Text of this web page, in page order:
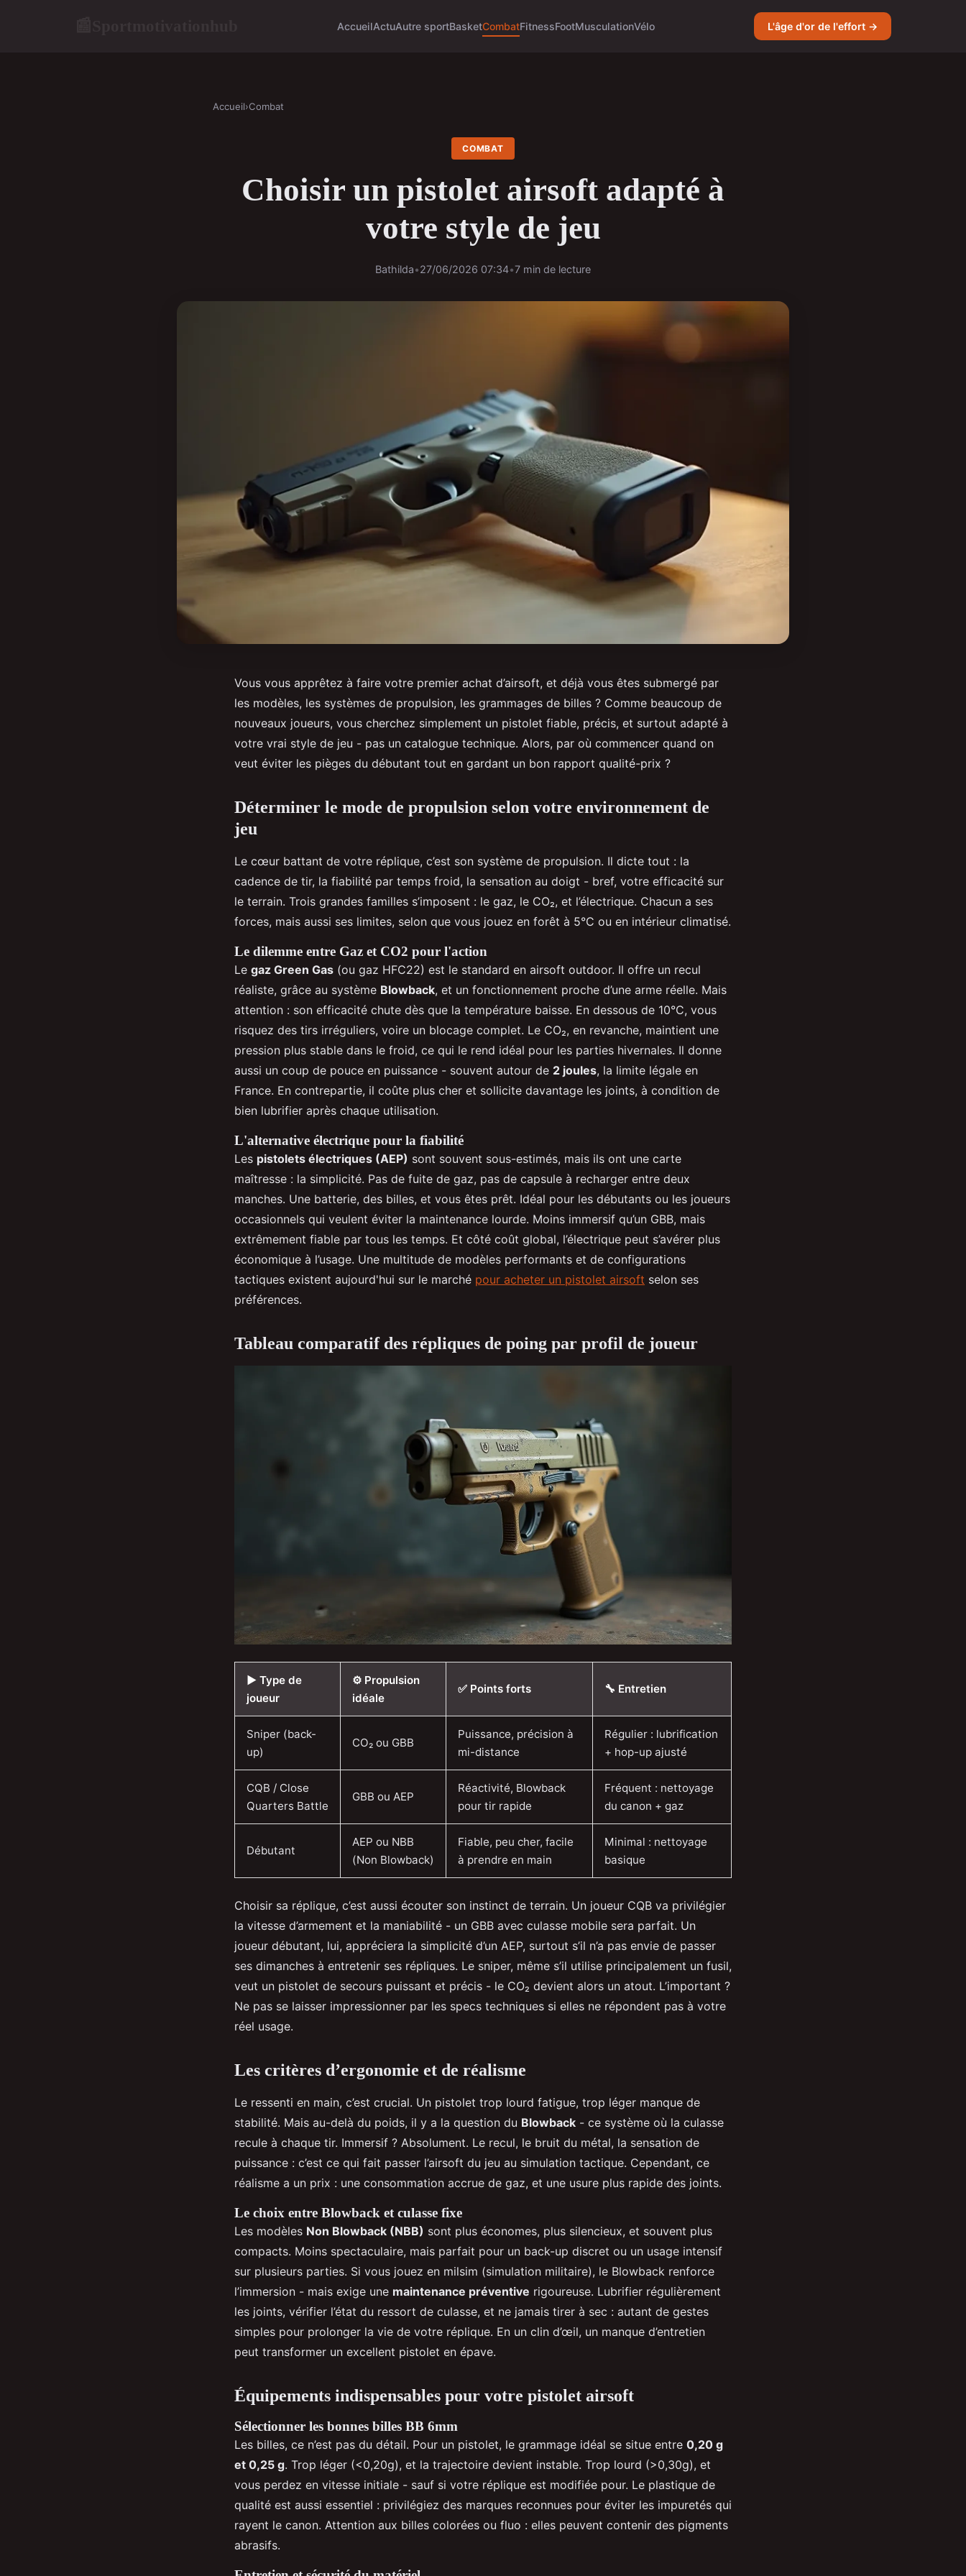
AccueilActuAutre sportBasketCombatFitnessFootMusculationVélo L'âge d'or de l'effort →
Accueil›Combat
COMBAT
Choisir un pistolet airsoft adapté à
votre style de jeu
Bathilda•27/06/2026 07:34•7 min de lecture
Vous vous apprêtez à faire votre premier achat d’airsoft, et déjà vous êtes submergé par
les modèles, les systèmes de propulsion, les grammages de billes ? Comme beaucoup de
nouveaux joueurs, vous cherchez simplement un pistolet fiable, précis, et surtout adapté à
votre vrai style de jeu - pas un catalogue technique. Alors, par où commencer quand on
veut éviter les pièges du débutant tout en gardant un bon rapport qualité-prix ?
Déterminer le mode de propulsion selon votre environnement de
jeu
Le cœur battant de votre réplique, c’est son système de propulsion. Il dicte tout : la
cadence de tir, la fiabilité par temps froid, la sensation au doigt - bref, votre efficacité sur
le terrain. Trois grandes familles s’imposent : le gaz, le CO₂, et l’électrique. Chacun a ses
forces, mais aussi ses limites, selon que vous jouez en forêt à 5°C ou en intérieur climatisé.
Le dilemme entre Gaz et CO2 pour l'action
Le gaz Green Gas (ou gaz HFC22) est le standard en airsoft outdoor. Il offre un recul
réaliste, grâce au système Blowback, et un fonctionnement proche d’une arme réelle. Mais
attention : son efficacité chute dès que la température baisse. En dessous de 10°C, vous
risquez des tirs irréguliers, voire un blocage complet. Le CO₂, en revanche, maintient une
pression plus stable dans le froid, ce qui le rend idéal pour les parties hivernales. Il donne
aussi un coup de pouce en puissance - souvent autour de 2 joules, la limite légale en
France. En contrepartie, il coûte plus cher et sollicite davantage les joints, à condition de
bien lubrifier après chaque utilisation.
L'alternative électrique pour la fiabilité
Les pistolets électriques (AEP) sont souvent sous-estimés, mais ils ont une carte
maîtresse : la simplicité. Pas de fuite de gaz, pas de capsule à recharger entre deux
manches. Une batterie, des billes, et vous êtes prêt. Idéal pour les débutants ou les joueurs
occasionnels qui veulent éviter la maintenance lourde. Moins immersif qu’un GBB, mais
extrêmement fiable par tous les temps. Et côté coût global, l’électrique peut s’avérer plus
économique à l’usage. Une multitude de modèles performants et de configurations
tactiques existent aujourd'hui sur le marché pour acheter un pistolet airsoft selon ses
préférences.
Tableau comparatif des répliques de poing par profil de joueur
▶️ Type de
joueur
⚙️ Propulsion
idéale
✅ Points forts 🔧 Entretien
Sniper (back-
up)
CO₂ ou GBB
Puissance, précision à
mi-distance
Régulier : lubrification
+ hop-up ajusté
CQB / Close
Quarters Battle
GBB ou AEP
Réactivité, Blowback
pour tir rapide
Fréquent : nettoyage
du canon + gaz
Débutant
AEP ou NBB
(Non Blowback)
Fiable, peu cher, facile
à prendre en main
Minimal : nettoyage
basique
Choisir sa réplique, c’est aussi écouter son instinct de terrain. Un joueur CQB va privilégier
la vitesse d’armement et la maniabilité - un GBB avec culasse mobile sera parfait. Un
joueur débutant, lui, appréciera la simplicité d’un AEP, surtout s’il n’a pas envie de passer
ses dimanches à entretenir ses répliques. Le sniper, même s’il utilise principalement un fusil,
veut un pistolet de secours puissant et précis - le CO₂ devient alors un atout. L’important ?
Ne pas se laisser impressionner par les specs techniques si elles ne répondent pas à votre
réel usage.
Les critères d’ergonomie et de réalisme
Le ressenti en main, c’est crucial. Un pistolet trop lourd fatigue, trop léger manque de
stabilité. Mais au-delà du poids, il y a la question du Blowback - ce système où la culasse
recule à chaque tir. Immersif ? Absolument. Le recul, le bruit du métal, la sensation de
puissance : c’est ce qui fait passer l’airsoft du jeu au simulation tactique. Cependant, ce
réalisme a un prix : une consommation accrue de gaz, et une usure plus rapide des joints.
Le choix entre Blowback et culasse fixe
Les modèles Non Blowback (NBB) sont plus économes, plus silencieux, et souvent plus
compacts. Moins spectaculaire, mais parfait pour un back-up discret ou un usage intensif
sur plusieurs parties. Si vous jouez en milsim (simulation militaire), le Blowback renforce
l’immersion - mais exige une maintenance préventive rigoureuse. Lubrifier régulièrement
les joints, vérifier l’état du ressort de culasse, et ne jamais tirer à sec : autant de gestes
simples pour prolonger la vie de votre réplique. En un clin d’œil, un manque d’entretien
peut transformer un excellent pistolet en épave.
Équipements indispensables pour votre pistolet airsoft
Sélectionner les bonnes billes BB 6mm
Les billes, ce n’est pas du détail. Pour un pistolet, le grammage idéal se situe entre 0,20 g
et 0,25 g. Trop léger (<0,20g), et la trajectoire devient instable. Trop lourd (>0,30g), et
vous perdez en vitesse initiale - sauf si votre réplique est modifiée pour. Le plastique de
qualité est aussi essentiel : privilégiez des marques reconnues pour éviter les impuretés qui
rayent le canon. Attention aux billes colorées ou fluo : elles peuvent contenir des pigments
abrasifs.